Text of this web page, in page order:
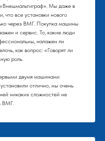
Мы даже в
что все установки нового
через ВМГ. Покупка машины
и сервис. То, какие люди
налажен ли
как вопрос: «Говорят ли
роль.
двумя машинами
отлично, мы очень
никаких сложностей не
ВМГ.